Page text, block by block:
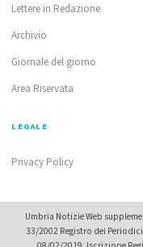
Lettere in Redazione
Archivio
Giornale del giorno
Area Riservata
LEGALE
Privacy Policy
Umbria Notizie Web
33/2002 Registro dei